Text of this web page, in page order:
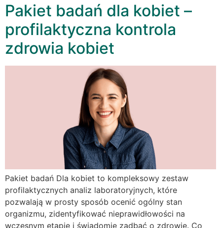
Pakiet badań dla kobiet –
profilaktyczna kontrola
zdrowia kobiet
Pakiet badań Dla kobiet to kompleksowy zestaw
profilaktycznych analiz laboratoryjnych, które
pozwalają w prosty sposób ocenić ogólny stan
organizmu, zidentyfikować nieprawidłowości na
wczesnym etapie i świadomie zadbać o zdrowie. Co